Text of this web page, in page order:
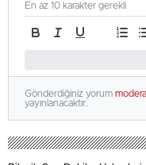
En az 10 karakter gerekli
Gönderdiğiniz yorum
yayınlanacaktır.